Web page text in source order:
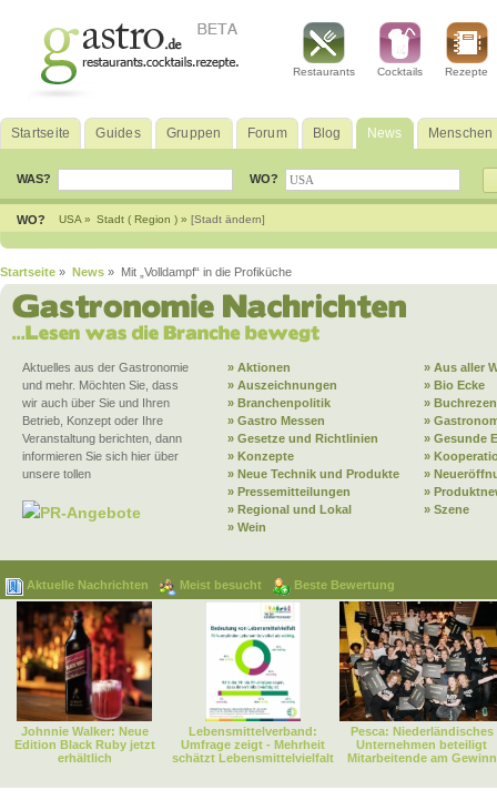
Restaurants Cocktails Rezepte
Startseite Guides Gruppen Forum Blog News Menschen
WAS? WO?
WO? USA » Stadt ( Region ) » [Stadt ändern]
Startseite » News » Mit „Volldampf“ in die Profiküche
Aktuelles aus der Gastronomie
und mehr. Möchten Sie, dass
wir auch über Sie und Ihren
Betrieb, Konzept oder Ihre
Veranstaltung berichten, dann
informieren Sie sich hier über
unsere tollen
PR-Angebote
» Aktionen
» Aus aller
» Auszeichnungen
» Bio Ecke
» Branchenpolitik
»
» Gastro Messen
»
» Gesetze und Richtlinien
» Gesunde
» Konzepte
»
» Neue Technik und Produkte
»
» Pressemitteilungen
»
» Regional und Lokal
» Szene
» Wein
Aktuelle Nachrichten Meist besucht Beste Bewertung
Johnnie Walker: Neue
Edition Black Ruby jetzt
erhältlich
Lebensmittelverband:
Umfrage zeigt - Mehrheit
schätzt Lebensmittelvielfalt
Pesca: Niederländisches
Unternehmen beteiligt
Mitarbeitende am Gewinn